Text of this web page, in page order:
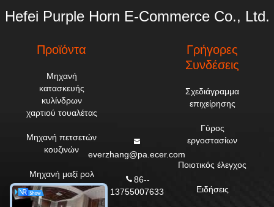
Hefei Purple Horn E-Commerce Co., Ltd.
Προϊόντα
Μηχανή
κατασκευής
κυλίνδρων
χαρτιού τουαλέτας
Μηχανή πετσετών
κουζινών
Μηχανή μαξί ρολ
Μηχανή χαρτιού
everzhang@pa.ecer.com
86--
13755007633
Γρήγορες
Συνδέσεις
Σχεδιάγραμμα
επιχείρησης
Γύρος
εργοστασίων
Ποιοτικός έλεγχος
Ειδήσεις